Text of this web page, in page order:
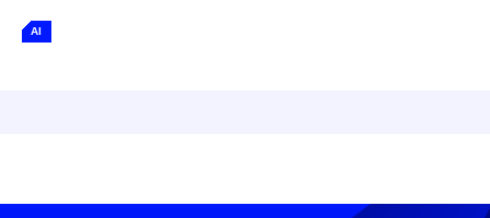
AI